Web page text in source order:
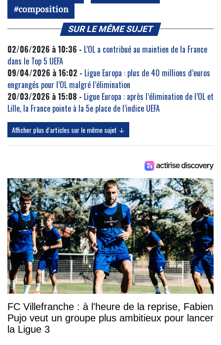
composition
SUR LE MÊME SUJET
02/06/2026 à 10:36 - L’OL a contribué au maintien de la France
dans le Top 5 UEFA
09/04/2026 à 16:02 - Ligue Europa : plus de 40 millions d’euros
engrangés pour l’OL malgré l’élimination
20/03/2026 à 15:08 - Ligue Europa : après l’élimination de l’OL et
Lille, la France pointe à la 5e place de l’indice UEFA
Afficher plus d'articles sur le même sujet ↓
FC Villefranche : à l'heure de la reprise, Fabien
Pujo veut un groupe plus ambitieux pour lancer
la Ligue 3